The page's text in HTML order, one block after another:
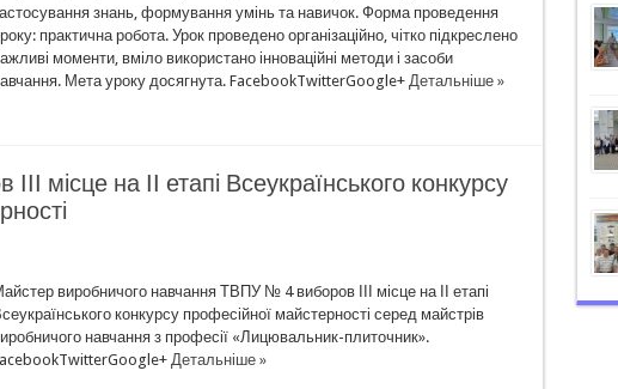
знань, формування умінь та навичок. Форма проведення
практична робота. Урок проведено організаційно, чітко підкреслено
моменти, вміло використано інноваційні методи і засоби
Мета уроку досягнута. FacebookTwitterGoogle+ Детальніше »
місце на ІІ етапі Всеукраїнського конкурсу
виробничого навчання ТВПУ № 4 виборов ІІІ місце на ІІ етапі
конкурсу професійної майстерності серед майстрів
навчання з професії «Лицювальник-плиточник».
Детальніше »